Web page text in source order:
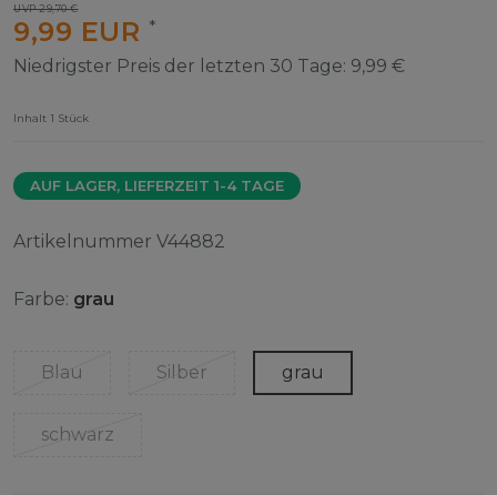
UVP 29,70 €
9,99 EUR *
Niedrigster Preis der letzten 30 Tage: 9,99 €
Inhalt 1 Stück
AUF LAGER, LIEFERZEIT 1-4 TAGE
Artikelnummer V44882
Farbe: grau
Blau Silber grau
schwarz